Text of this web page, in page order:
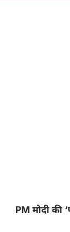
PM मोदी की